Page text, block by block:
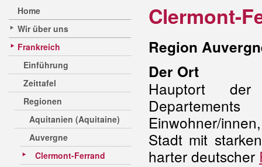
Home
Wir über uns
Frankreich
Einführung
Zeittafel
Regionen
Aquitanien (Aquitaine)
Auvergne
Clermont-Ferrand
Clermont-
Region
Der Ort
Hauptort
Departements
Einwohner/
Stadt mit
harter deutscher